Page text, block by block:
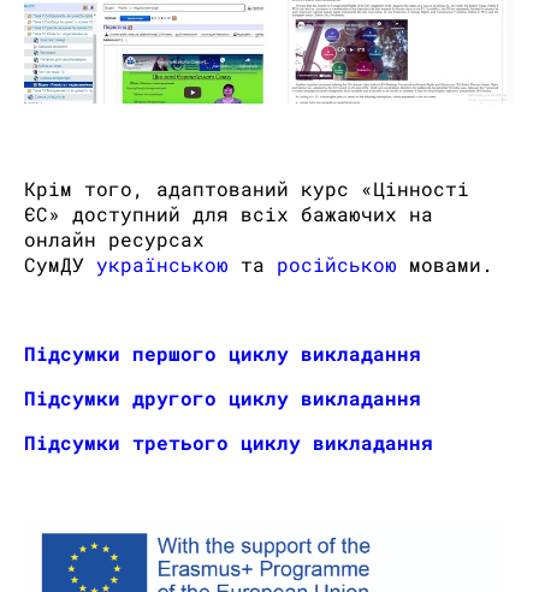
Крім того, адаптований курс «Цінності
ЄС» доступний для всіх бажаючих на
онлайн ресурсах
СумДУ українською та російською мовами.
Підсумки першого циклу викладання
Підсумки другого циклу викладання
Підсумки третього циклу викладання